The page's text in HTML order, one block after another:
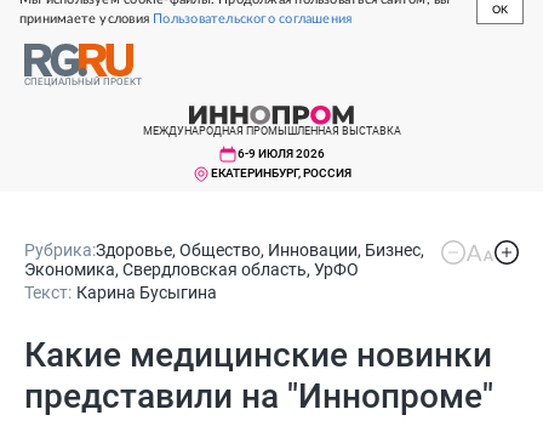
принимаете условия Пользовательского соглашения
OK
СПЕЦИАЛЬНЫЙ ПРОЕКТ
МЕЖДУНАРОДНАЯ ПРОМЫШЛЕННАЯ ВЫСТАВКА
6-9 ИЮЛЯ 2026
ЕКАТЕРИНБУРГ, РОССИЯ
Рубрика:Здоровье, Общество, Инновации, Бизнес,
Экономика, Свердловская область, УрФО
Текст: Карина Бусыгина
Какие медицинские новинки
представили на "Иннопроме"